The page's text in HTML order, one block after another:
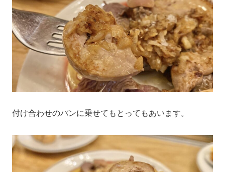
付け合わせのパンに乗せてもとってもあいます。